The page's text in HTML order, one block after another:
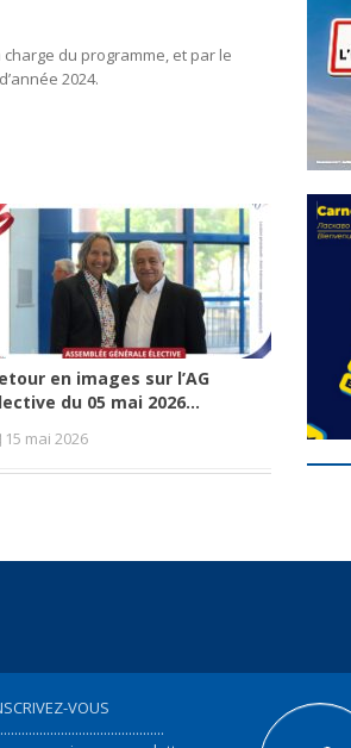
du programme, et par le
2024.
en images sur l’AG
du 05 mai 2026...
15 mai 2026
en
VOUS